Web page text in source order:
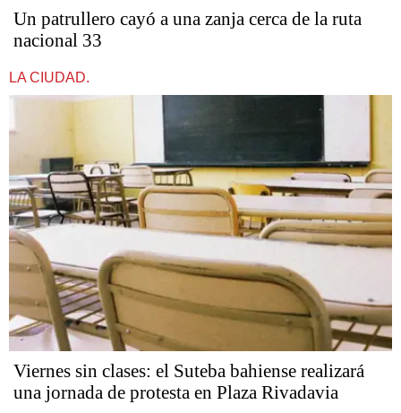
Un patrullero cayó a una zanja cerca de la ruta
nacional 33
LA CIUDAD.
Viernes sin clases: el Suteba bahiense realizará
una jornada de protesta en Plaza Rivadavia